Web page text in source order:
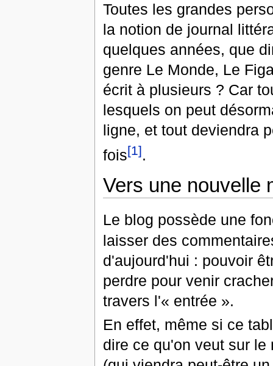
Toutes les grandes
la notion de journal
quelques années, que
genre Le Monde, Le
écrit à plusieurs ? Car
lesquels on peut
ligne, et tout deviendra
fois[1].
Vers une nouvelle
Le blog possède une
laisser des
d'aujourd'hui : pouvoir
perdre pour venir
travers l'« entrée ».
En effet, même si ce
dire ce qu'on veut sur